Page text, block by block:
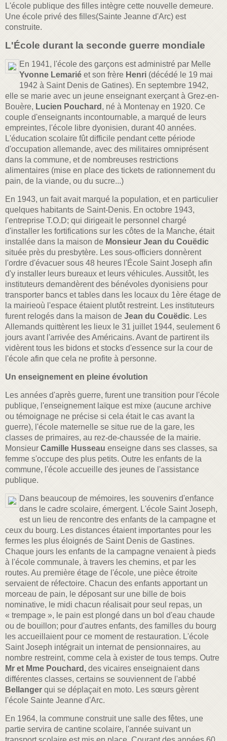
L'école publique des filles intègre cette nouvelle demeure.
Une école privé des filles(Sainte Jeanne d'Arc) est
construite.
L'École durant la seconde guerre mondiale
En 1941, l'école des garçons est administré par Melle
Yvonne Lemarié et son frère Henri (décédé le 19 mai
1942 à Saint Denis de Gatines). En septembre 1942,
elle se marie avec un jeune enseignant exerçant à Grez-en-
Bouère, Lucien Pouchard , né à Montenay en 1920. Ce
couple d'enseignants incontournable, a marqué de leurs
empreintes, l'école libre dyonisien, durant 40 années.
L'éducation scolaire fût difficile pendant cette période
d'occupation allemande, avec des militaires omniprésent
dans la commune, et de nombreuses restrictions
alimentaires (mise en place des tickets de rationnement du
pain, de la viande, ou du sucre...)
En 1943, un faitavait marqué la population, et en particulier
quelques habitants de Saint-Denis. En octobre 1943,
l'entreprise T.O.D; qui dirigeait le personnel chargé
d'installer les fortifications sur les côtes de la Manche, était
installée dans la maison de Monsieur Jean du Couëdic
située près du presbytère. Les sous-officiers donnèrent
l'ordre d'évacuer sous 48 heures l'École Saint Joseph afin
d'y installer leurs bureaux et leurs véhicules. Aussitôt, les
instituteurs demandèrent des bénévoles dyonisiens pour
transporter bancs et tables dans les locaux du 1ère étage de
la mairieoù l'espace étaient plutôt restreint. Les instituteurs
furent relogés dans la maison de Jean du Couëdic. Les
Allemands quittèrent les lieux le 31 juillet 1944, seulement 6
jours avant l'arrivée des Américains. Avant de partirent ils
vidèrent tous les bidons et stocks d'essence sur la cour de
l'école afin que cela ne profite à personne.
Un enseignement en pleine évolution
Les années d'après guerre, furent une transition pour l'école
publique, l'enseignement laïque est mixe (aucune archive
ou témoignage ne précise si cela était le cas avant la
guerre), l'école maternelle se situe rue de la gare, les
classes de primaires, au rez-de-chaussée de la mairie.
Monsieur Camille Husseau enseigne dans ses classes, sa
femme s'occupe des plus petits. Outre les enfants de la
commune, l'école accueille des jeunes de l'assistance
publique.
Dans beaucoup de mémoires, les souvenirs d'enfance
dans le cadre scolaire, émergent. L'école Saint Joseph,
est un lieu de rencontre des enfants de la campagne et
ceux du bourg. Les distances étaient importantes pour les
fermes les plus éloignés de Saint Denis de Gastines.
Chaque jours les enfants de la campagne venaient à pieds
à l'école communale, à travers les chemins, et par les
routes. Au première étage de l'école, une pièce étroite
servaient de réfectoire. Chacun des enfants apportant un
morceau de pain, le déposant sur une bille de bois
nominative, le midi chacun réalisait pour seul repas, un
« trempage », le pain est plongé dans un bol d'eau chaude
ou de bouillon; pour d'autres enfants, des familles du bourg
les accueillaient pour ce moment de restauration. L'école
Saint Joseph intégrait un internat de pensionnaires, au
nombre restreint, comme cela à exister de tous temps. Outre
Mr et Mme Pouchard, des vicaires enseignaient dans
différentes classes, certains se souviennent de l'abbé
Bellanger qui se déplaçait en moto. Les sœurs gèrent
l'école Sainte Jeanne d'Arc.
En 1964, la commune construit une salle des fêtes, une
partie servira de cantine scolaire, l'année suivant un